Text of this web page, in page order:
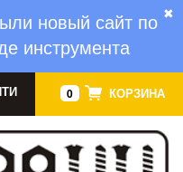
✖
новый сайт по
инструмента
0 КОРЗИНА